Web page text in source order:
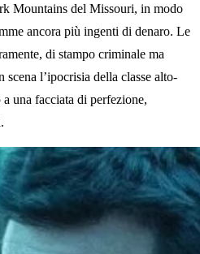
Mountains del Missouri, in modo
ancora più ingenti di denaro. Le
di stampo criminale ma
l’ipocrisia della classe alto-
una facciata di perfezione,